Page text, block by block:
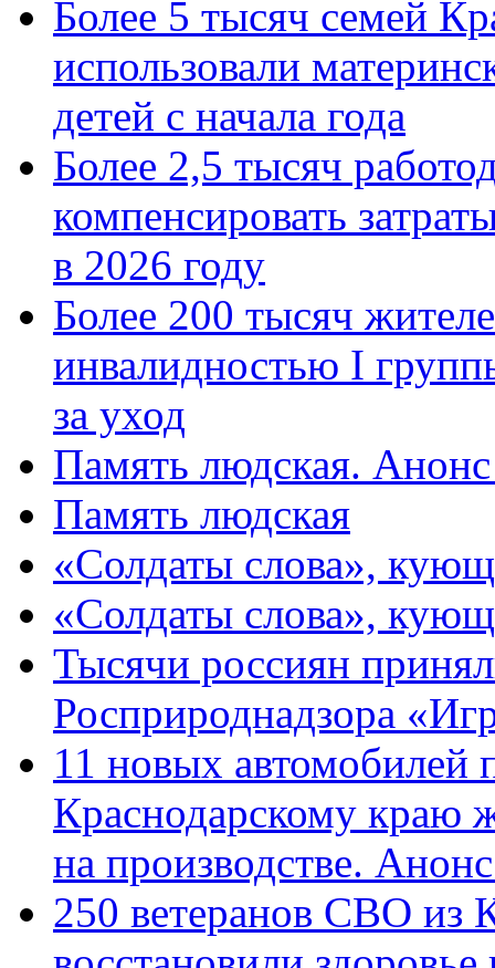
Более 5 тысяч семей
использовали
детей с начала года
Более 2,5 тысяч
компенсировать
в 2026 году
Более 200 тысяч
инвалидностью I
за уход
Память людская.
Память людская
«Солдаты слова»,
«Солдаты слова»,
Тысячи россиян
Росприроднадзора
11 новых автомобилей
Краснодарскому краю
на производстве.
250 ветеранов СВО из